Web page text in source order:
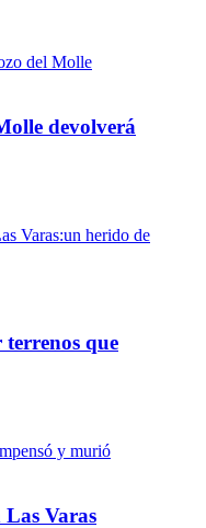
devolverá
que
Varas